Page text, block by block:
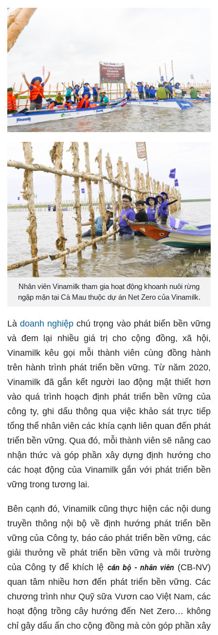
Nhân viên Vinamilk tham gia hoạt động khoanh nuôi rừng
ngập mặn tại Cà Mau thuộc dự án Net Zero của Vinamilk.
Làdoanh nghiệpchú trọng vào phát biển bền vững
và đem lại nhiều giá trị cho cộng đồng, xã hội,
Vinamilk kêu gọi mỗi thành viên cùng đồng hành
trên hành trình phát triển bền vững. Từ năm 2020,
Vinamilk đã gắn kết người lao động mật thiết hơn
vào quá trình hoạch định phát triển bền vững của
công ty, ghi dấu thông qua việc khảo sát trực tiếp
tổng thể nhân viên các khía cạnh liên quan đến phát
triển bền vững. Qua đó, mỗi thành viên sẽ nâng cao
nhận thức và góp phần xây dựng định hướng cho
các hoạt động của Vinamilk gắn với phát triển bền
vững trong tương lai.
Bên cạnh đó, Vinamilk cũng thực hiện các nội dung
truyền thông nội bộ về định hướng phát triển bền
vững của Công ty, báo cáo phát triển bền vững, các
giải thưởng về phát triển bền vững và môi trường
của Công ty để khích lệ cán bộ - nhân viên (CB-NV)
quan tâm nhiều hơn đến phát triển bền vững. Các
chương trình như Quỹ sữa Vươn cao Việt Nam, các
hoạt động trồng cây hướng đến Net Zero… không
chỉ gây dấu ấn cho cộng đồng mà còn góp phần xây